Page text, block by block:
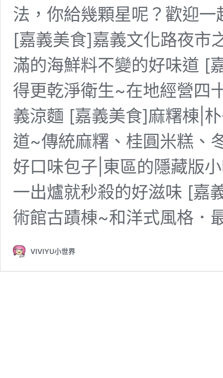
法，你給幾顆星呢？歡迎
[嘉義美食]嘉義文化路夜市
滿的海鮮料不變的好味道 [
得更乾淨衛生~在地經營四
義涼麵 [嘉義美食]麻糬棟|
道~傳統麻糬、桂圓米糕、
好口味包子|東區的隱藏版
一出爐就秒殺的好滋味 [嘉
術館古蹟棟~和洋式風格．
VIVIYU小世界